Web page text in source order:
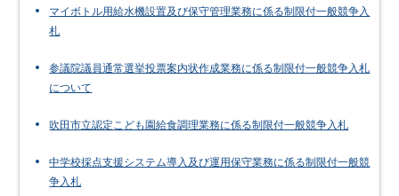
マイボトル用給水機設置及び保守管理業務に係る制限付一般競争入
札
参議院議員通常選挙投票案内状作成業務に係る制限付一般競争入札
について
吹田市立認定こども園給食調理業務に係る制限付一般競争入札
中学校採点支援システム導入及び運用保守業務に係る制限付一般競
争入札